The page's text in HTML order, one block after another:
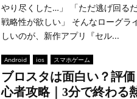
やり尽くした…」 「ただ逃げ回る
戦略性が欲しい」 そんなローグラ
しいのが、新作アプリ『セル...
Android ios スマホゲーム
ブロスタは面白い？評
心者攻略｜3分で終わる